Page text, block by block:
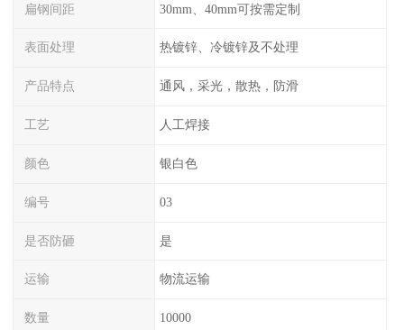
扁钢间距 30mm、40mm可按需定制
表面处理 热镀锌、冷镀锌及不处理
产品特点 通风，采光，散热，防滑
工艺 人工焊接
颜色 银白色
编号 03
是否防砸 是
运输 物流运输
数量 10000